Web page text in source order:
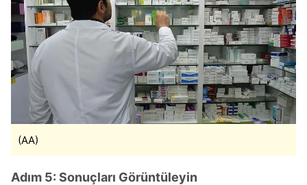
(AA)
Adım 5: Sonuçları Görüntüleyin